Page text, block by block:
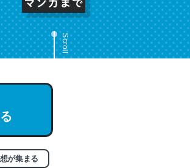
Scroll
が集まる
とてもクレバーなんだろうなと凄く思
読める人は原文もお勧め。自分はこの流
Fucking Go. Then Covid hit. Shit.